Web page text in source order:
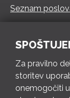
Seznam
PON – PET 8 –
Pošlji e-mail
Za pravilno
storitev
onemogočiti